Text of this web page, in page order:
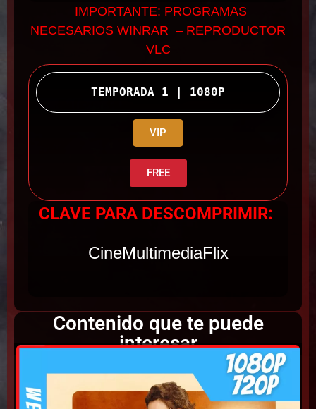
IMPORTANTE: PROGRAMAS
NECESARIOS WINRAR – REPRODUCTOR
VLC
TEMPORADA 1 | 1080P
VIP
FREE
CLAVE PARA DESCOMPRIMIR:
CineMultimediaFlix
Contenido que te puede
interesar